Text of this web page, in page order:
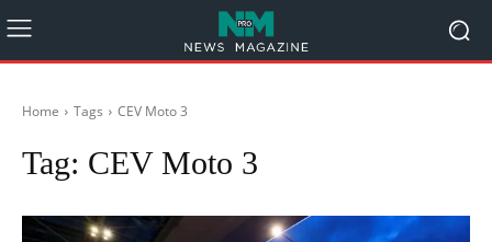
Home Tags CEV Moto 3
Tag: CEV Moto 3